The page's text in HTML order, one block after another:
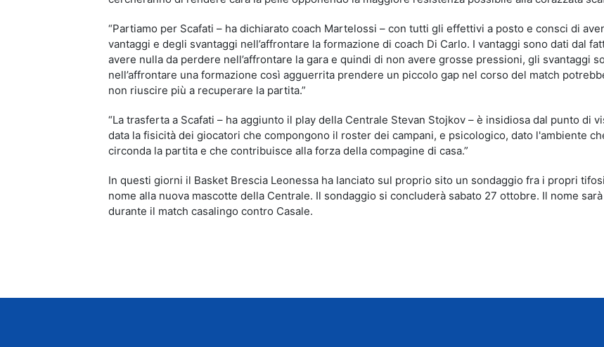
“Partiamo per Scafati – ha dichiarato coach Martelossi – con tutti gli effettivi a posto e consci di
vantaggi e degli svantaggi nell’affrontare la formazione di coach Di Carlo. I vantaggi sono dati dal
avere nulla da perdere nell’affrontare la gara e quindi di non avere grosse pressioni, gli svantaggi
nell’affrontare una formazione così agguerrita prendere un piccolo gap nel corso del match
non riuscire più a recuperare la partita.”
“La trasferta a Scafati – ha aggiunto il play della Centrale Stevan Stojkov – è insidiosa dal punto di
data la fisicità dei giocatori che compongono il roster dei campani, e psicologico, dato l'ambiente
circonda la partita e che contribuisce alla forza della compagine di casa.”
In questi giorni il Basket Brescia Leonessa ha lanciato sul proprio sito un sondaggio fra i propri
nome alla nuova mascotte della Centrale. Il sondaggio si concluderà sabato 27 ottobre. Il nome
durante il match casalingo contro Casale.